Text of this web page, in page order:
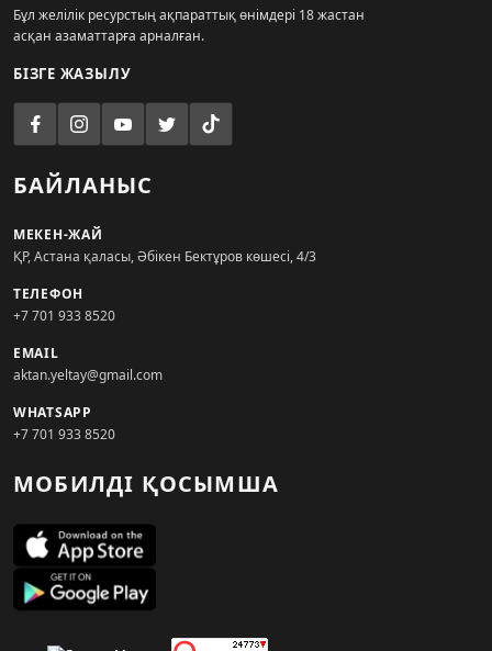
Бұл желілік ресурстың ақпараттық өнімдері 18 жастан
асқан азаматтарға арналған.
БІЗГЕ ЖАЗЫЛУ
БАЙЛАНЫС
МЕКЕН-ЖАЙ
ҚР, Астана қаласы, Әбікен Бектұров көшесі, 4/3
ТЕЛЕФОН
+7 701 933 8520
EMAIL
aktan.yeltay@gmail.com
WHATSAPP
+7 701 933 8520
МОБИЛДІ ҚОСЫМША